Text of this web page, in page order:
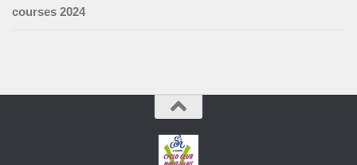
courses 2024